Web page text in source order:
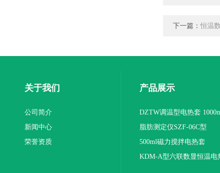
下一篇： 恒温
关于我们
公司简介
新闻中心
荣誉资质
产品展示
DZTW调温型电热套
联
脂肪测定仪SZF-06C型
500ml磁力搅拌电热套
KDM-A型六联数显恒温电